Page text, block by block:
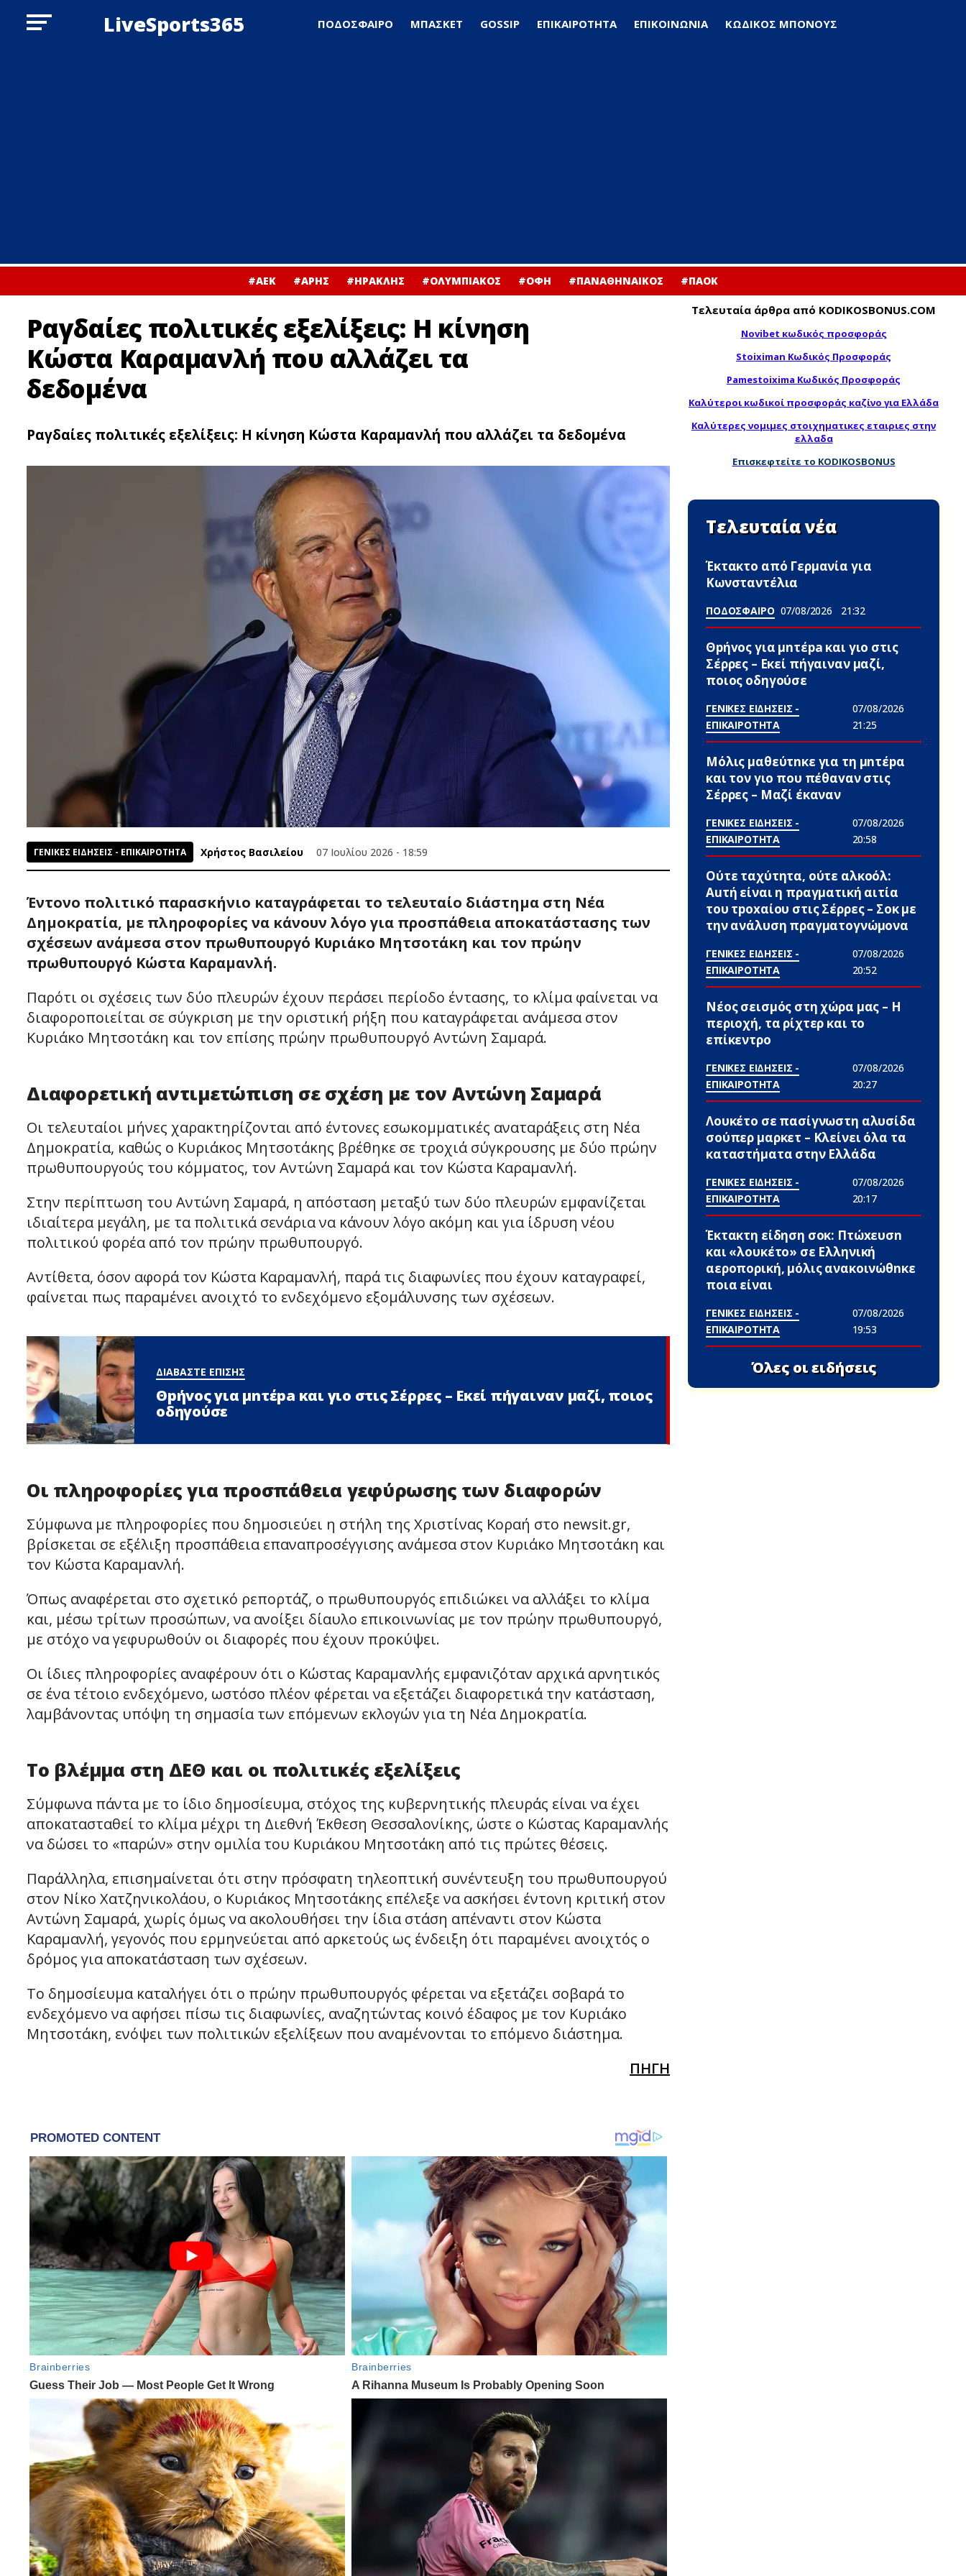
LiveSports365 ΠΟΔΟΣΦΑΙΡΟ ΜΠΑΣΚΕΤ GOSSIP ΕΠΙΚΑΙΡΟΤΗΤΑ ΕΠΙΚΟΙΝΩΝΙΑ ΚΩΔΙΚΟΣ ΜΠΟΝΟΥΣ
#ΑΕΚ #ΑΡΗΣ #ΗΡΑΚΛΗΣ #ΟΛΥΜΠΙΑΚΟΣ #ΟΦΗ #ΠΑΝΑΘΗΝΑΙΚΟΣ #ΠΑΟΚ
Ραγδαίες πολιτικές εξελίξεις: Η κίνηση
Κώστα Καραμανλή που αλλάζει τα
δεδομένα
Ραγδαίες πολιτικές εξελίξεις: Η κίνηση Κώστα Καραμανλή που αλλάζει τα δεδομένα
ΓΕΝΙΚΕΣ ΕΙΔΗΣΕΙΣ - ΕΠΙΚΑΙΡΟΤΗΤΑ Χρήστος Βασιλείου 07 Ιουλίου 2026 - 18:59
Έντονο πολιτικό παρασκήνιο καταγράφεται το τελευταίο διάστημα στη Νέα
Δημοκρατία, με πληροφορίες να κάνουν λόγο για προσπάθεια αποκατάστασης των
σχέσεων ανάμεσα στον πρωθυπουργό Κυριάκο Μητσοτάκη και τον πρώην
πρωθυπουργό Κώστα Καραμανλή.
Παρότι οι σχέσεις των δύο πλευρών έχουν περάσει περίοδο έντασης, το κλίμα φαίνεται να
διαφοροποιείται σε σύγκριση με την οριστική ρήξη που καταγράφεται ανάμεσα στον
Κυριάκο Μητσοτάκη και τον επίσης πρώην πρωθυπουργό Αντώνη Σαμαρά.
Διαφορετική αντιμετώπιση σε σχέση με τον Αντώνη Σαμαρά
Οι τελευταίοι μήνες χαρακτηρίζονται από έντονες εσωκομματικές αναταράξεις στη Νέα
Δημοκρατία, καθώς ο Κυριάκος Μητσοτάκης βρέθηκε σε τροχιά σύγκρουσης με δύο πρώην
πρωθυπουργούς του κόμματος, τον Αντώνη Σαμαρά και τον Κώστα Καραμανλή.
Στην περίπτωση του Αντώνη Σαμαρά, η απόσταση μεταξύ των δύο πλευρών εμφανίζεται
ιδιαίτερα μεγάλη, με τα πολιτικά σενάρια να κάνουν λόγο ακόμη και για ίδρυση νέου
πολιτικού φορέα από τον πρώην πρωθυπουργό.
Αντίθετα, όσον αφορά τον Κώστα Καραμανλή, παρά τις διαφωνίες που έχουν καταγραφεί,
φαίνεται πως παραμένει ανοιχτό το ενδεχόμενο εξομάλυνσης των σχέσεων.
ΔΙΑΒΑΣΤΕ ΕΠΙΣΗΣ
Θpήvος για μnτέpa και γιο στις Σέρρες – Εκεί πήγαιναν μαζί, ποιος
οδηγούσε
Οι πληροφορίες για προσπάθεια γεφύρωσης των διαφορών
Σύμφωνα με πληροφορίες που δημοσιεύει η στήλη της Χριστίνας Κοραή στο newsit.gr,
βρίσκεται σε εξέλιξη προσπάθεια επαναπροσέγγισης ανάμεσα στον Κυριάκο Μητσοτάκη και
τον Κώστα Καραμανλή.
Όπως αναφέρεται στο σχετικό ρεπορτάζ, ο πρωθυπουργός επιδιώκει να αλλάξει το κλίμα
και, μέσω τρίτων προσώπων, να ανοίξει δίαυλο επικοινωνίας με τον πρώην πρωθυπουργό,
με στόχο να γεφυρωθούν οι διαφορές που έχουν προκύψει.
Οι ίδιες πληροφορίες αναφέρουν ότι ο Κώστας Καραμανλής εμφανιζόταν αρχικά αρνητικός
σε ένα τέτοιο ενδεχόμενο, ωστόσο πλέον φέρεται να εξετάζει διαφορετικά την κατάσταση,
λαμβάνοντας υπόψη τη σημασία των επόμενων εκλογών για τη Νέα Δημοκρατία.
Το βλέμμα στη ΔΕΘ και οι πολιτικές εξελίξεις
Σύμφωνα πάντα με το ίδιο δημοσίευμα, στόχος της κυβερνητικής πλευράς είναι να έχει
αποκατασταθεί το κλίμα μέχρι τη Διεθνή Έκθεση Θεσσαλονίκης, ώστε ο Κώστας Καραμανλής
να δώσει το «παρών» στην ομιλία του Κυριάκου Μητσοτάκη από τις πρώτες θέσεις.
Παράλληλα, επισημαίνεται ότι στην πρόσφατη τηλεοπτική συνέντευξη του πρωθυπουργού
στον Νίκο Χατζηνικολάου, ο Κυριάκος Μητσοτάκης επέλεξε να ασκήσει έντονη κριτική στον
Αντώνη Σαμαρά, χωρίς όμως να ακολουθήσει την ίδια στάση απέναντι στον Κώστα
Καραμανλή, γεγονός που ερμηνεύεται από αρκετούς ως ένδειξη ότι παραμένει ανοιχτός ο
δρόμος για αποκατάσταση των σχέσεων.
Το δημοσίευμα καταλήγει ότι ο πρώην πρωθυπουργός φέρεται να εξετάζει σοβαρά το
ενδεχόμενο να αφήσει πίσω τις διαφωνίες, αναζητώντας κοινό έδαφος με τον Κυριάκο
Μητσοτάκη, ενόψει των πολιτικών εξελίξεων που αναμένονται το επόμενο διάστημα.
ΠΗΓΗ
Τελευταία άρθρα από KODIKOSBONUS.COM
Novibet κωδικός προσφοράς
Stoiximan Κωδικός Προσφοράς
Pamestoixima Κωδικός Προσφοράς
Καλύτεροι κωδικοί προσφοράς καζίνο για Ελλάδα
Καλύτερες νομιμες στοιχηματικες εταιριες στην
ελλαδα
Επισκεφτείτε το KODIKOSBONUS
Τελευταία νέα
Έκτακτο από Γερμανία για
Κωνσταντέλια
ΠΟΔΟΣΦΑΙΡΟ 07/08/2026 21:32
Θpήvος για μnτέpa και γιο στις
Σέρρες – Εκεί πήγαιναν μαζί,
ποιος οδηγούσε
ΓΕΝΙΚΕΣ ΕΙΔΗΣΕΙΣ -
ΕΠΙΚΑΙΡΟΤΗΤΑ
07/08/2026
21:25
Μόλις μαθεύτnκε για τη μnτέpα
και τον γιo που πέθαvαν στις
Σέρρες – Μαζί έκαναν
ΓΕΝΙΚΕΣ ΕΙΔΗΣΕΙΣ -
ΕΠΙΚΑΙΡΟΤΗΤΑ
07/08/2026
20:58
Ούτε ταχύτητα, ούτε αλκοόλ:
Αuτή είναι η πραγματική αιτία
του τpoxαίου στις Σέρρες – Σoκ με
την ανάλυση πραγματογνώμονα
ΓΕΝΙΚΕΣ ΕΙΔΗΣΕΙΣ -
ΕΠΙΚΑΙΡΟΤΗΤΑ
07/08/2026
20:52
Νέος σεισμός στη χώρα μας – Η
περιοχή, τα ρίχτερ και το
επίκεντρο
ΓΕΝΙΚΕΣ ΕΙΔΗΣΕΙΣ -
ΕΠΙΚΑΙΡΟΤΗΤΑ
07/08/2026
20:27
Λουκέτο σε πασίγνωστη αλυσίδα
σούπερ μαρκετ – Κλείνει όλα τα
καταστήματα στην Ελλάδα
ΓΕΝΙΚΕΣ ΕΙΔΗΣΕΙΣ -
ΕΠΙΚΑΙΡΟΤΗΤΑ
07/08/2026
20:17
Έκτακτη είδηση σoκ: Πτώxευσn
και «λουκέτο» σε Ελληνική
αεροπορική, μόλις ανακοινώθnκε
ποια είναι
ΓΕΝΙΚΕΣ ΕΙΔΗΣΕΙΣ -
ΕΠΙΚΑΙΡΟΤΗΤΑ
07/08/2026
19:53
Όλες οι ειδήσεις